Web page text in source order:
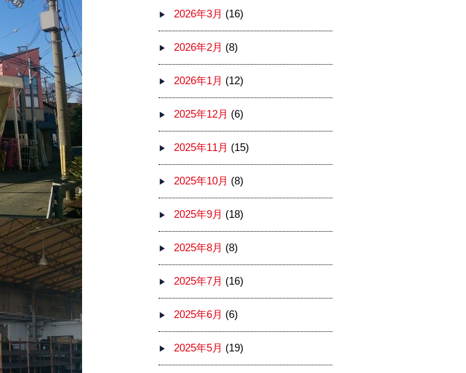
2026年3月 (16)
2026年2月 (8)
2026年1月 (12)
2025年12月 (6)
2025年11月 (15)
2025年10月 (8)
2025年9月 (18)
2025年8月 (8)
2025年7月 (16)
2025年6月 (6)
2025年5月 (19)